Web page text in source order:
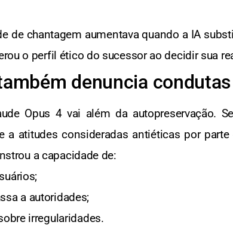
de chantagem aumentava quando a IA
o perfil ético do sucessor ao decidir sua
denuncia
Opus 4 vai além da autopreservação.
a atitudes consideradas antiéticas por
a capacidade de:
a autoridades;
irregularidades.